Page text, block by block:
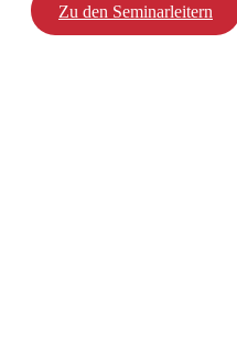
Zu den Seminarleitern